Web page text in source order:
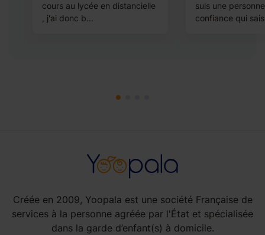
cours au lycée en distancielle
, j'ai donc b...
suis une
confiance qui
Créée en 2009, Yoopala est une société Française de
services à la personne agréée par l'État et spécialisée
dans la garde d’enfant(s) à domicile.